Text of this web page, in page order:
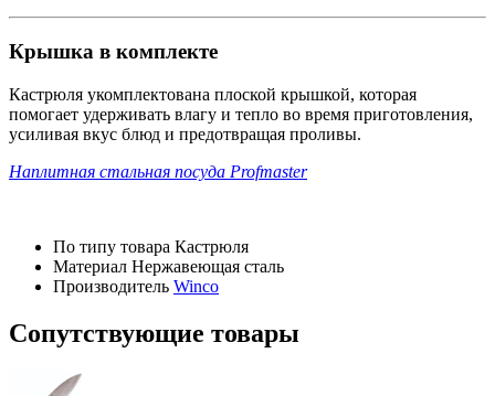
Крышка в комплекте
Кастрюля укомплектована плоской крышкой, которая
помогает удерживать влагу и тепло во время приготовления,
усиливая вкус блюд и предотвращая проливы.
Наплитная стальная посуда Profmaster
По типу товара Кастрюля
Материал Нержавеющая сталь
Производитель Winco
Сопутствующие товары